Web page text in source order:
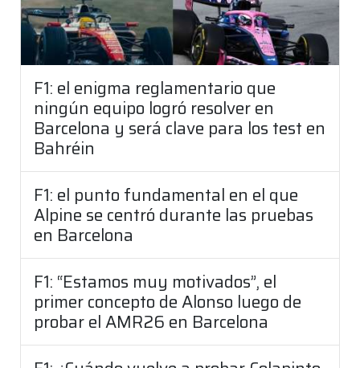
F1: el enigma reglamentario que
ningún equipo logró resolver en
Barcelona y será clave para los test en
Bahréin
F1: el punto fundamental en el que
Alpine se centró durante las pruebas
en Barcelona
F1: “Estamos muy motivados”, el
primer concepto de Alonso luego de
probar el AMR26 en Barcelona